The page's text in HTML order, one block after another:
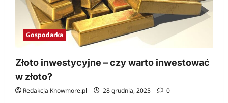
Gospodarka
Złoto inwestycyjne – czy warto inwestować
w złoto?
Redakcja Knowmore.pl 28 grudnia, 2025 0